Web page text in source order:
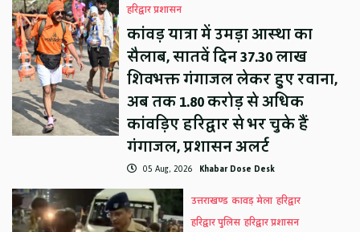
हरिद्वार प्रशासन
कांवड़ यात्रा में उमड़ा आस्था का
सैलाब, सातवें दिन 37.30 लाख
शिवभक्त गंगाजल लेकर हुए रवाना,
अब तक 1.80 करोड़ से अधिक
कांवड़िए हरिद्वार से भर चुके हैं
गंगाजल, प्रशासन अलर्ट
05 Aug, 2026 Khabar Dose Desk
उत्तराखण्ड कावड़ मेला हरिद्वार
हरिद्वार पुलिस हरिद्वार प्रशासन